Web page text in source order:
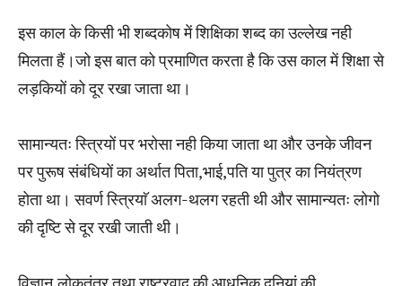
इस काल के किसी भी शब्दकोष में शिक्षिका शब्द का उल्लेख नही
मिलता हैं।जो इस बात को प्रमाणित करता है कि उस काल में शिक्षा से
लड़कियों को दूर रखा जाता था।
सामान्यतः स्त्रियों पर भरोसा नही किया जाता था और उनके जीवन
पर पुरूष संबंधियों का अर्थात पिता,भाई,पति या पुत्र का नियंत्रण
होता था। सवर्ण स्त्रियाॅ अलग-थलग रहती थी और सामान्यतः लोगो
की दृष्टि से दूर रखी जाती थी।